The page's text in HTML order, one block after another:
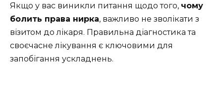
Якщо у вас виникли питання щодо того, чому
болить права нирка, важливо не зволікати з
візитом до лікаря. Правильна діагностика та
своєчасне лікування є ключовими для
запобігання ускладнень.